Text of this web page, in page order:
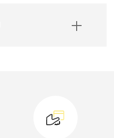
Матрас без